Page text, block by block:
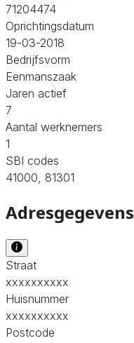
71204474
Oprichtingsdatum
19-03-2018
Bedrijfsvorm
Eenmanszaak
Jaren actief
7
Aantal werknemers
1
SBI codes
41000, 81301
Adresgegevens
Straat
xxxxxxxxxx
Huisnummer
xxxxxxxxxx
Postcode